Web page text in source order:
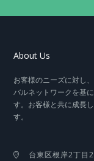
About Us
お客様のニーズに対し
バルネットワークを基
す。お客様と共に成長
す。
台東区根岸2丁目